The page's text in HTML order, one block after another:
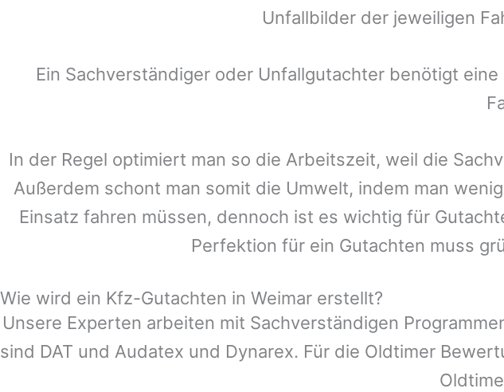
Unfallbilder der jeweiligen
Ein Sachverständiger oder Unfallgutachter benötigt
In der Regel optimiert man so die Arbeitszeit, weil die
Außerdem schont man somit die Umwelt, indem man
Einsatz fahren müssen, dennoch ist es wichtig für
Perfektion für ein Gutachten muss
Wie wird ein Kfz-Gutachten in Weimar erstellt?
Unsere Experten arbeiten mit Sachverständigen
sind DAT und Audatex und Dynarex. Für die Oldtimer